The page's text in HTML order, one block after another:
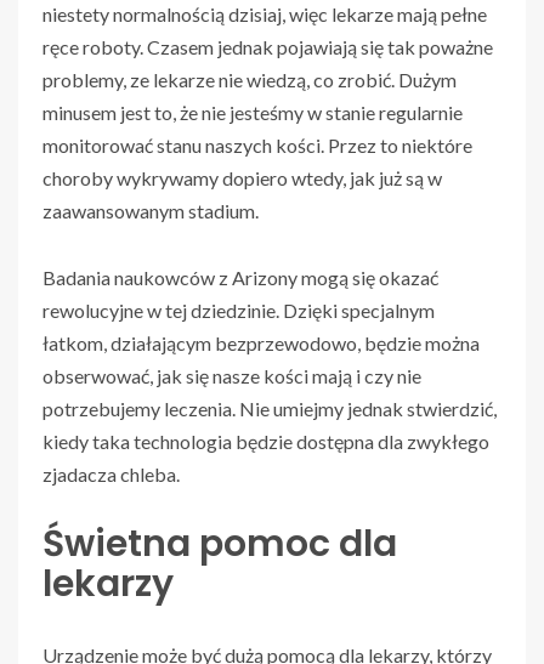
niestety normalnością dzisiaj, więc lekarze mają pełne
ręce roboty. Czasem jednak pojawiają się tak poważne
problemy, ze lekarze nie wiedzą, co zrobić. Dużym
minusem jest to, że nie jesteśmy w stanie regularnie
monitorować stanu naszych kości. Przez to niektóre
choroby wykrywamy dopiero wtedy, jak już są w
zaawansowanym stadium.
Badania naukowców z Arizony mogą się okazać
rewolucyjne w tej dziedzinie. Dzięki specjalnym
łatkom, działającym bezprzewodowo, będzie można
obserwować, jak się nasze kości mają i czy nie
potrzebujemy leczenia. Nie umiejmy jednak stwierdzić,
kiedy taka technologia będzie dostępna dla zwykłego
zjadacza chleba.
Świetna pomoc dla
lekarzy
Urządzenie może być dużą pomocą dla lekarzy, którzy